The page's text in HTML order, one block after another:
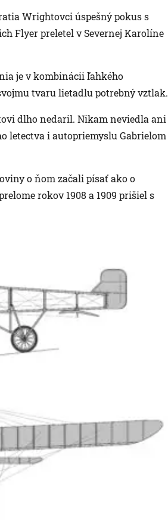
Wrightovci úspešný pokus s
Flyer preletel v Severnej Karolíne
je v kombinácii ľahkého
tvaru lietadlu potrebný vztlak.
dlho nedaril. Nikam neviedla ani
letectva i autopriemyslu Gabrielom
o ňom začali písať ako o
rokov 1908 a 1909 prišiel s